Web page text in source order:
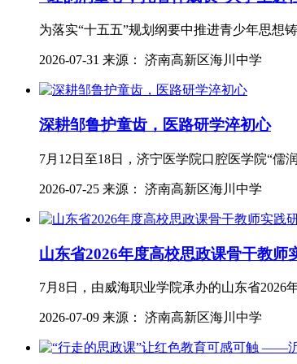
为落实“十五五”规划纲要中推进青少年思想
2026-07-31 来源： 济南高新区海川中学
深耕邹鲁护童齿，医路研学淬初心
7月12日至18日，济宁医学院口腔医学院“儒
2026-07-25 来源： 济南高新区海川中学
山东省2026年度高校思政课骨干教
7月8日，由威海职业学院承办的山东省2026
2026-07-09 来源： 济南高新区海川中学